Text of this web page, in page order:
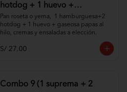
hotdog + 1 huevo +
1gaseosa+ papas al hilo,
cremas y ensaladas )
Pan roseta o yema,  1 hamburguesa+2
hotdog + 1 huevo + gaseosa papas al
hilo, cremas y ensaladas a elección.
S/ 27.00
Combo 9 (1 suprema + 2